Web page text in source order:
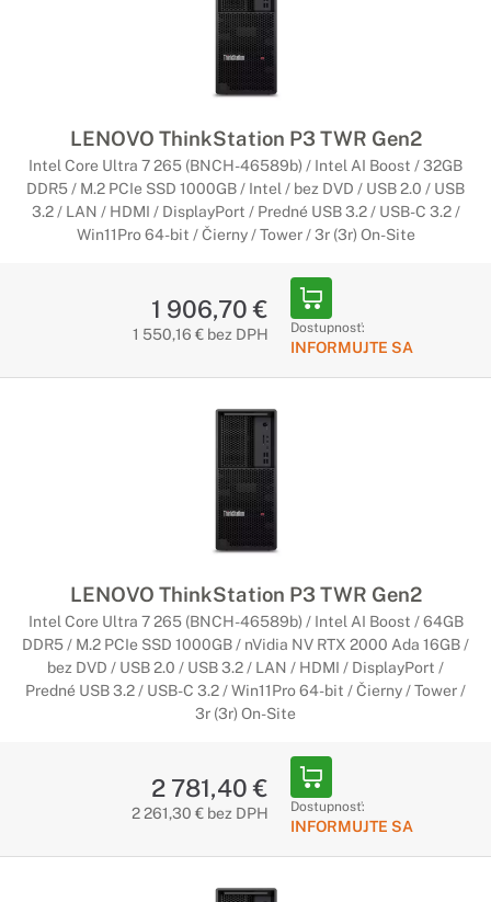
LENOVO ThinkStation P3 TWR Gen2
Intel Core Ultra 7 265 (BNCH-46589b) / Intel AI Boost / 32GB
DDR5 / M.2 PCIe SSD 1000GB / Intel / bez DVD / USB 2.0 / USB
3.2 / LAN / HDMI / DisplayPort / Predné USB 3.2 / USB-C 3.2 /
Win11Pro 64-bit / Čierny / Tower / 3r (3r) On-Site
1 906,70 €
1 550,16 € bez DPH Dostupnosť:
INFORMUJTE SA
LENOVO ThinkStation P3 TWR Gen2
Intel Core Ultra 7 265 (BNCH-46589b) / Intel AI Boost / 64GB
DDR5 / M.2 PCIe SSD 1000GB / nVidia NV RTX 2000 Ada 16GB /
bez DVD / USB 2.0 / USB 3.2 / LAN / HDMI / DisplayPort /
Predné USB 3.2 / USB-C 3.2 / Win11Pro 64-bit / Čierny / Tower /
3r (3r) On-Site
2 781,40 €
2 261,30 € bez DPH Dostupnosť:
INFORMUJTE SA